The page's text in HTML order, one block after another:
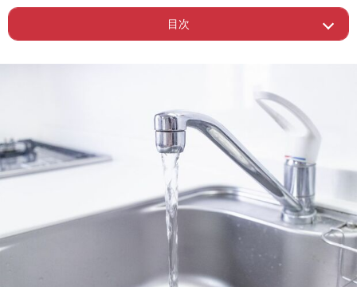
目次
Page 1
ー 使う水量の多い場所から節約すべし
Page 3 ー 秋山さんも実践！水道代下げるテク